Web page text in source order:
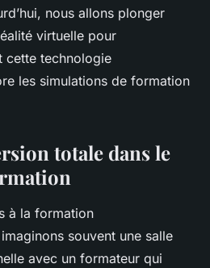
nous allons plonger
virtuelle pour
cette technologie
les simulations de formation
totale dans le
à la formation
souvent une salle
avec un formateur qui